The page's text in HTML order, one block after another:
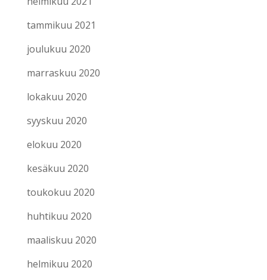
tammikuu 2021
joulukuu 2020
marraskuu 2020
lokakuu 2020
syyskuu 2020
elokuu 2020
kesäkuu 2020
toukokuu 2020
huhtikuu 2020
maaliskuu 2020
helmikuu 2020